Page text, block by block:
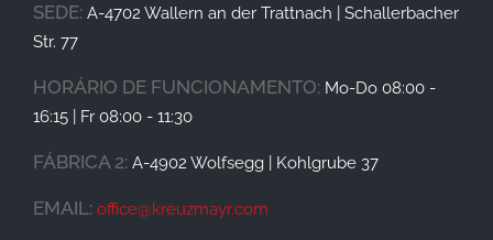
SEDE: A-4702 Wallern an der Trattnach | Schallerbacher
Str. 77
HORÁRIO DE FUNCIONAMENTO: Mo-Do 08:00 -
16:15 | Fr 08:00 - 11:30
FÁBRICA 2: A-4902 Wolfsegg | Kohlgrube 37
EMAIL: office@kreuzmayr.com